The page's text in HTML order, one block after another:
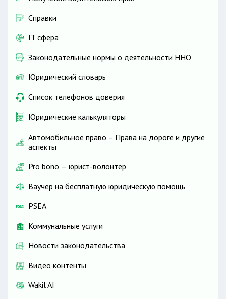
Справки
IT сфера
Законодательные нормы о деятельности ННО
Юридический словарь
Список телефонов доверия
Юридические калькуляторы
Автомобильное право – Права на дороге и другие
аспекты
Pro bono — юрист-волонтёр
Ваучер на бесплатную юридическую помощь
PSEA
Коммунальные услуги
Новости законодательства
Видео контенты
Wakil AI